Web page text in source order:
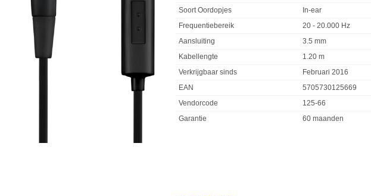
Soort Oordopjes
In-ear
Frequentiebereik
20 - 20.000 Hz
Aansluiting
3.5 mm
Kabellengte
1.20 m
Verkrijgbaar sinds
Februari 2016
EAN
5705730125669
Vendorcode
125-66
Garantie
60 maanden